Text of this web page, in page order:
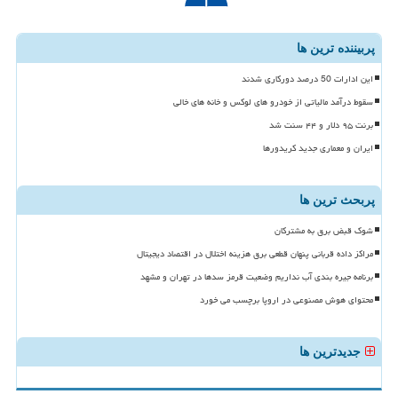
پربیننده ترین ها
این ادارات 50 درصد دورکاری شدند
سقوط درآمد مالیاتی از خودرو های لوکس و خانه های خالی
برنت ۹۵ دلار و ۴۴ سنت شد
ایران و معماری جدید کریدورها
پربحث ترین ها
شوک قبض برق به مشترکان
مراکز داده قربانی پنهان قطعی برق هزینه اختلال در اقتصاد دیجیتال
برنامه جیره بندی آب نداریم وضعیت قرمز سدها در تهران و مشهد
محتوای هوش مصنوعی در اروپا برچسب می خورد
جدیدترین ها